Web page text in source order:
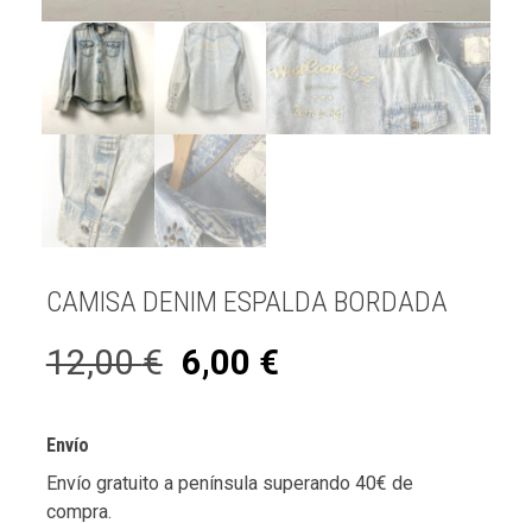
CAMISA DENIM ESPALDA BORDADA
12,00€ 6,00 €
Envío
Envío gratuito a península superando 40€ de
compra.